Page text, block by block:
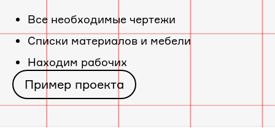
Все необходимые чертежи
Cписки материалов и мебели
Находим рабочих
Пример проекта